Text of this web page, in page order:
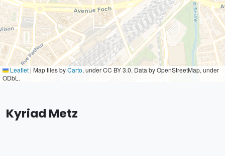
Leaflet | Map tiles byCarto, under CC BY 3.0. Data by OpenStreetMap, under
ODbL.
Kyriad Metz